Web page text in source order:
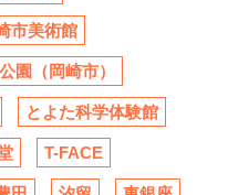
市美術館
園（岡崎市）
とよた科学体験館
T-FACE